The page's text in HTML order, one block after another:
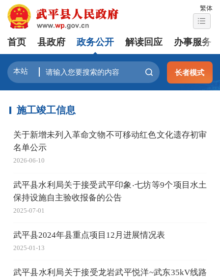
繁体
首页 县政府 政务公开 解读回应 办事服务
长者模式
施工竣工信息
关于新增未列入革命文物不可移动红色文化遗存初审
名单公示
2026-06-10
武平县水利局关于接受武平印象‧七坊等9个项目水土
保持设施自主验收报备的公告
2025-07-01
武平县2024年县重点项目12月进展情况表
2025-01-13
武平县水利局关于接受龙岩武平悦洋~武东35kV线路